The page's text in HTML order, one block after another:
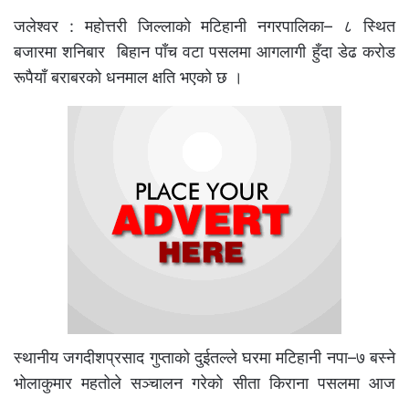
जलेश्वर : महोत्तरी जिल्लाको मटिहानी नगरपालिका– ८ स्थित
बजारमा शनिबार बिहान पाँच वटा पसलमा आगलागी हुँदा डेढ करोड
रूपैयाँ बराबरको धनमाल क्षति भएको छ ।
स्थानीय जगदीशप्रसाद गुप्ताको दुईतल्ले घरमा मटिहानी नपा–७ बस्ने
भोलाकुमार महतोले सञ्चालन गरेको सीता किराना पसलमा आज